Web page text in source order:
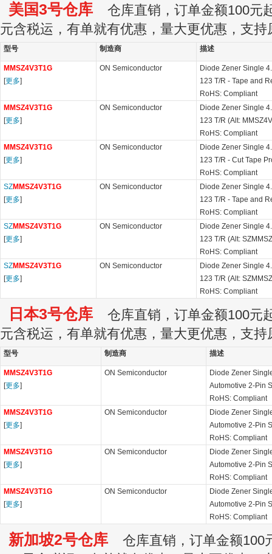
美国3号仓库 仓库直销，订单金额100元
元含税运，有单就有优惠，量大更优惠，支持
型号 制造商 描述
MMSZ4V3T1G
[更多]
ON Semiconductor
Diode Zener Single
123 T/R - Tape and
RoHS: Compliant
MMSZ4V3T1G
[更多]
ON Semiconductor
Diode Zener Single
123 T/R (Alt:
RoHS: Compliant
MMSZ4V3T1G
[更多]
ON Semiconductor
Diode Zener Single
123 T/R - Cut Tape
RoHS: Compliant
SZMMSZ4V3T1G
[更多]
ON Semiconductor
Diode Zener Single
123 T/R - Tape and
RoHS: Compliant
SZMMSZ4V3T1G
[更多]
ON Semiconductor
Diode Zener Single
123 T/R (Alt:
RoHS: Compliant
SZMMSZ4V3T1G
[更多]
ON Semiconductor
Diode Zener Single
123 T/R (Alt:
RoHS: Compliant
日本3号仓库 仓库直销，订单金额100元
元含税运，有单就有优惠，量大更优惠，支持
型号 制造商 描述
MMSZ4V3T1G
[更多]
ON Semiconductor
Diode Zener
Automotive 2-Pin
RoHS: Compliant
MMSZ4V3T1G
[更多]
ON Semiconductor
Diode Zener
Automotive 2-Pin
RoHS: Compliant
MMSZ4V3T1G
[更多]
ON Semiconductor
Diode Zener
Automotive 2-Pin
RoHS: Compliant
MMSZ4V3T1G
[更多]
ON Semiconductor
Diode Zener
Automotive 2-Pin
RoHS: Compliant
新加坡2号仓库 仓库直销，订单金额100